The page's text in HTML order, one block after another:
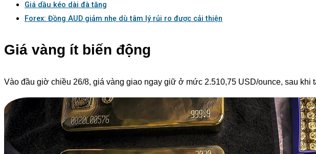
Giá dầu kéo dài đà tăng
Forex: Đồng AUD giảm nhẹ dù tâm lý rủi ro được cải thiện
Giá vàng ít biến động
Vào đầu giờ chiều 26/8, giá vàng giao ngay giữ ở mức 2.510,75 USD/ounce, sau